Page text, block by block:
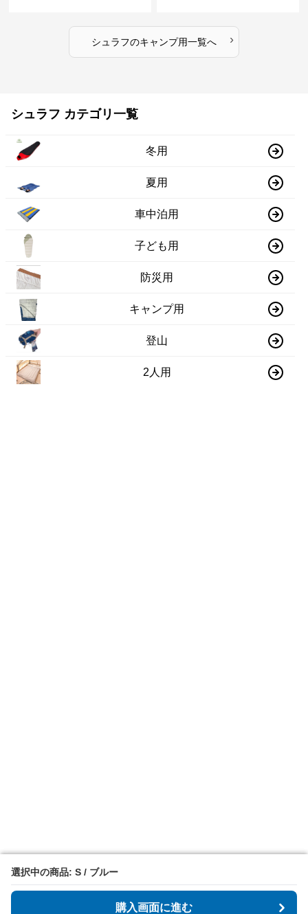
選択中の商品: S / ブルー
購入画面に進む
選択中の商品: S / ブルー
購入画面に進む
シュラフのキャンプ用一覧へ ›
シュラフ カテゴリ一覧
冬用
夏用
車中泊用
子ども用
防災用
キャンプ用
登山
2人用